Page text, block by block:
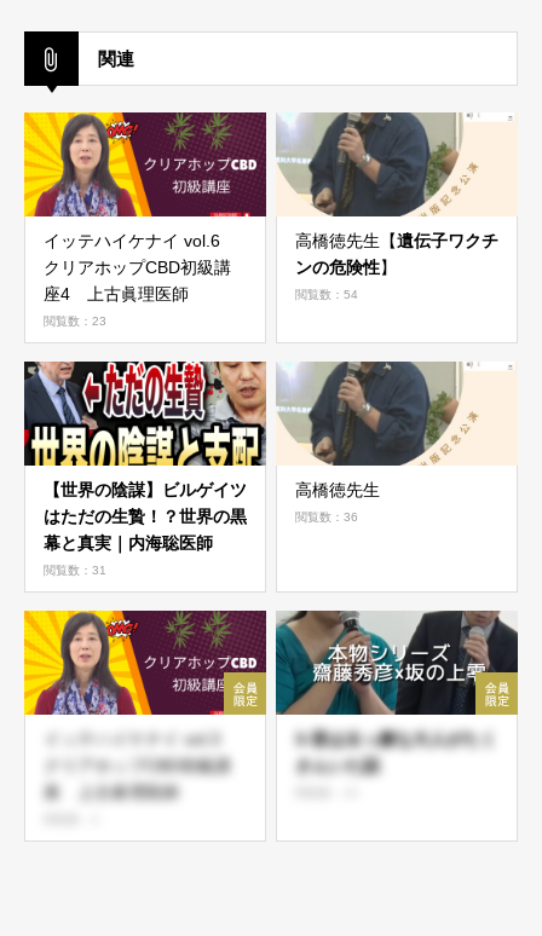
関連
イッテハイケナイ vol.6
クリアホップCBD初級講
座4 上古眞理医師
閲覧数：23
高橋徳先生【遺伝子ワクチ
ンの危険性】
閲覧数：54
【世界の陰謀】ビルゲイツ
はただの生贄！？世界の黒
幕と真実｜内海聡医師
閲覧数：31
高橋徳先生
閲覧数：36
イッテハイケナイ vol.3
クリアホップCBD初級講
座 上古眞理医師
3-昔は太っ腹な大人がたく
さんいた話